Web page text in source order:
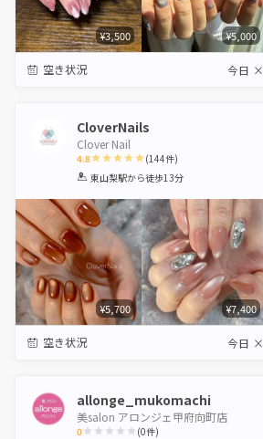
¥3,500 ¥5,000
空き状況 今日 ×
CloverNails
Clover Nail
4.8
1 2 3 4 5
(144件)
東山梨駅から徒歩13分
¥5,700 ¥7,400
空き状況 今日 ×
allonge_mukomachi
美salon アロンジェ甲府向町店
0 (0件)